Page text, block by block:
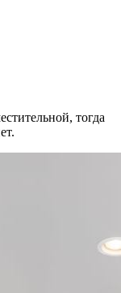
тогда